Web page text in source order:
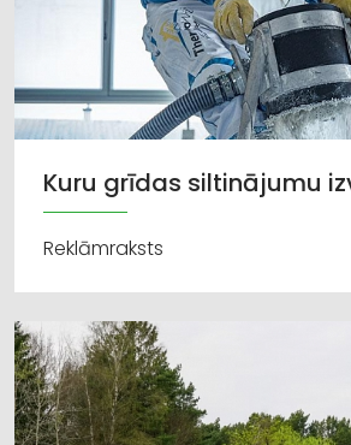
Kuru grīdas siltinājumu
Reklāmraksts